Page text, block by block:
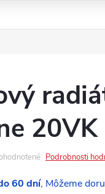
Podrobnosti
60 dní